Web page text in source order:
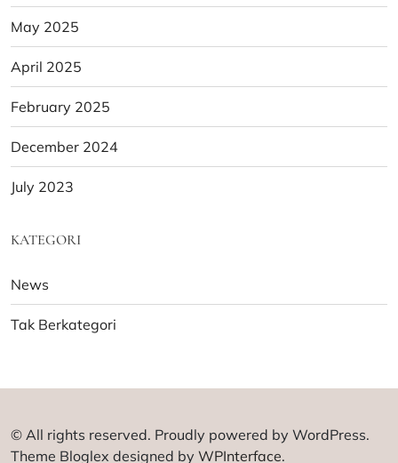
May 2025
April 2025
February 2025
December 2024
July 2023
KATEGORI
News
Tak Berkategori
© All rights reserved. Proudly powered by WordPress.
Theme Bloglex designed by WPInterface.